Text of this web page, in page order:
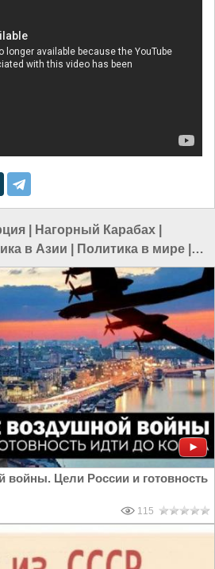
Нагорный Карабах
в Азии Политика в мире
|СССР и Россия
войны. Цели России и готовность
115